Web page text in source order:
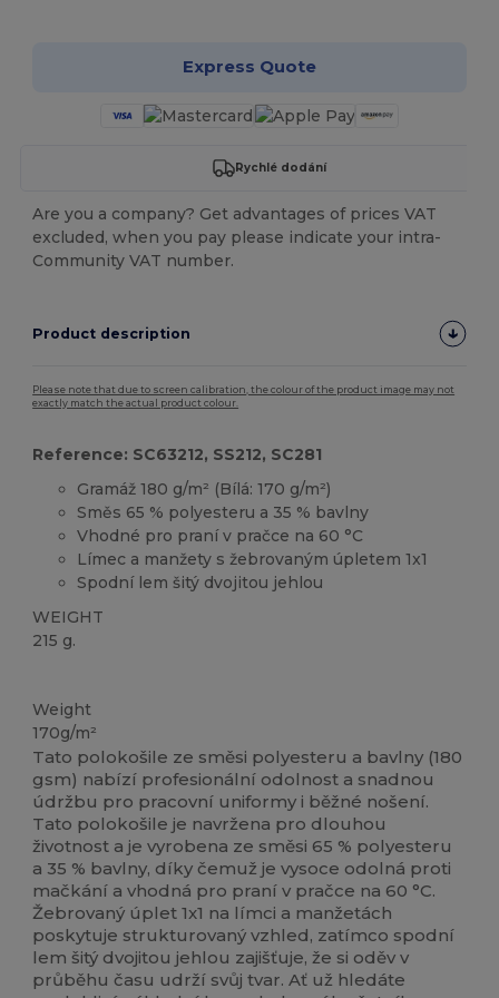
Express Quote
Rychlé dodání
Are you a company? Get advantages of prices VAT
excluded, when you pay please indicate your intra-
Community VAT number.
Product description
Please note that due to screen calibration, the colour of the product image may not
exactly match the actual product colour.
Reference: SC63212, SS212, SC281
Gramáž 180 g/m² (Bílá: 170 g/m²)
Směs 65 % polyesteru a 35 % bavlny
Vhodné pro praní v pračce na 60 °C
Límec a manžety s žebrovaným úpletem 1x1
Spodní lem šitý dvojitou jehlou
WEIGHT
215 g.
Weight
170g/m²
Tato polokošile ze směsi polyesteru a bavlny (180
gsm) nabízí profesionální odolnost a snadnou
údržbu pro pracovní uniformy i běžné nošení.
Tato polokošile je navržena pro dlouhou
životnost a je vyrobena ze směsi 65 % polyesteru
a 35 % bavlny, díky čemuž je vysoce odolná proti
mačkání a vhodná pro praní v pračce na 60 °C.
Žebrovaný úplet 1x1 na límci a manžetách
poskytuje strukturovaný vzhled, zatímco spodní
lem šitý dvojitou jehlou zajišťuje, že si oděv v
průběhu času udrží svůj tvar. Ať už hledáte